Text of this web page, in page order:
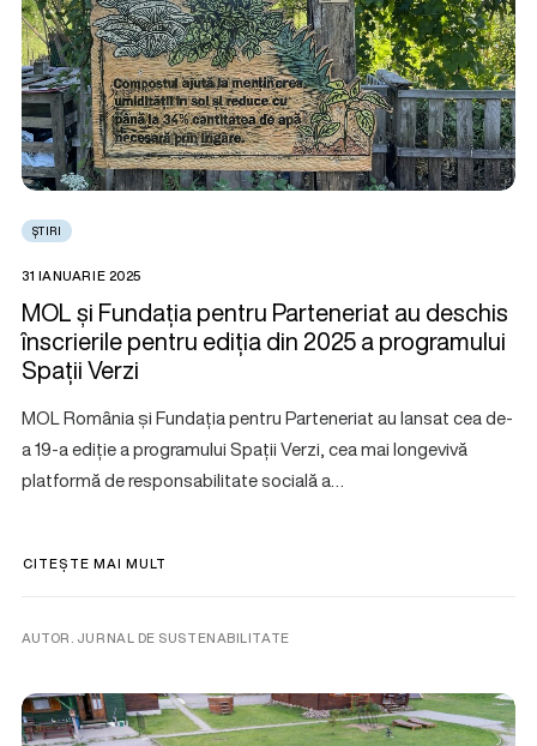
ȘTIRI
31 IANUARIE 2025
MOL și Fundația pentru Parteneriat au deschis
înscrierile pentru ediția din 2025 a programului
Spații Verzi
MOL România și Fundația pentru Parteneriat au lansat cea de-
a 19-a ediție a programului Spații Verzi, cea mai longevivă
platformă de responsabilitate socială a…
CITEȘTE MAI MULT
AUTOR. JURNAL DE SUSTENABILITATE